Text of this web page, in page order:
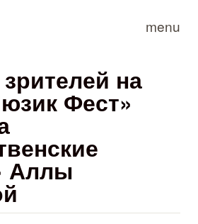
menu
на
Фест»
Аллы